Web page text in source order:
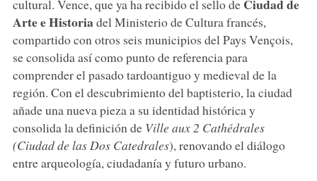
cultural. Vence, que ya ha recibido el sello de Ciudad de
Arte e Historiadel Ministerio de Cultura francés,
compartido con otros seis municipios del Pays Vençois,
se consolida así como punto de referencia para
comprender el pasado tardoantiguo y medieval de la
región. Con el descubrimiento del baptisterio, la ciudad
añade una nueva pieza a su identidad histórica y
consolida la definición de Ville aux 2 Cathédrales
(Ciudad de las Dos Catedrales), renovando el diálogo
entre arqueología, ciudadanía y futuro urbano.